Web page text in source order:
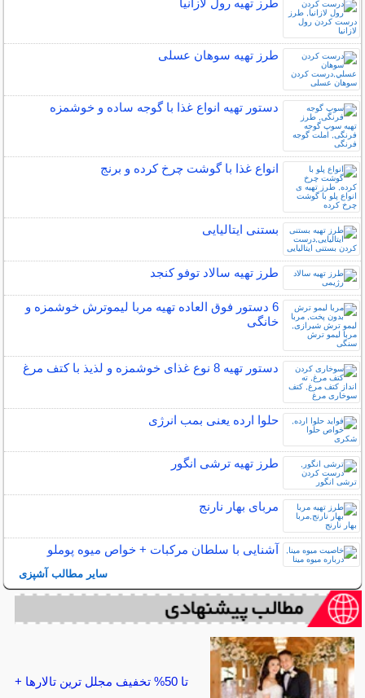
طرز تهیه سوهان عسلی
دستور تهیه انواع غذا با گوجه ساده و خوشمزه
انواع غذا با گوشت چرخ کرده و برنج
بستنی ایتالیایی
طرز تهیه سالاد توفو کنجد
6 دستور فوق العاده تهیه مربا لیموترش خوشمزه و
خانگی
دستور تهیه 8 نوع غذای خوشمزه و لذیذ با کتف مرغ
حلوا ارده یعنی بمب انرژی
طرز تهیه ترشی انگور
مربای بهار نارنج
آشنایی با سلطان مرکبات + خواص میوه پوملو
سایر مطالب آشپزی
تا 50% تخفیف مجلل ترین تالارها +